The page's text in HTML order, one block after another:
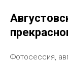
Фотосессия,